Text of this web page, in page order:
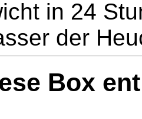
in 24
der
Box